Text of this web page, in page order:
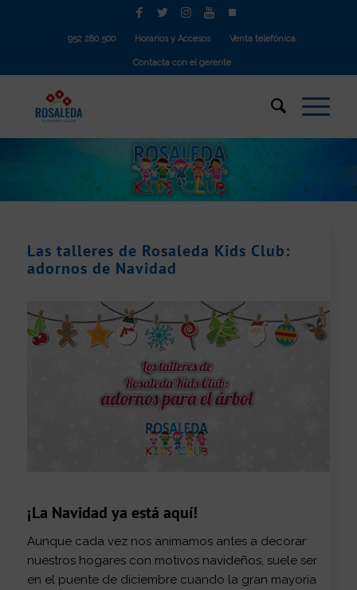
952 280 500 Horarios y Accesos Venta telefónica
Contacta con el gerente
Las talleres de Rosaleda Kids Club:
adornos de Navidad
¡La Navidad ya está aquí!
Aunque cada vez nos animamos antes a decorar
nuestros hogares con motivos navideños, suele ser
en el puente de diciembre cuando la gran mayoría
dice: